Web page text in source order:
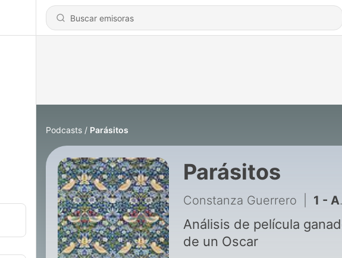
Podcasts Parásitos
Parásitos
Constanza Guerrero 1 - Análisis de la película Parásitos
Análisis de película
de un Oscar